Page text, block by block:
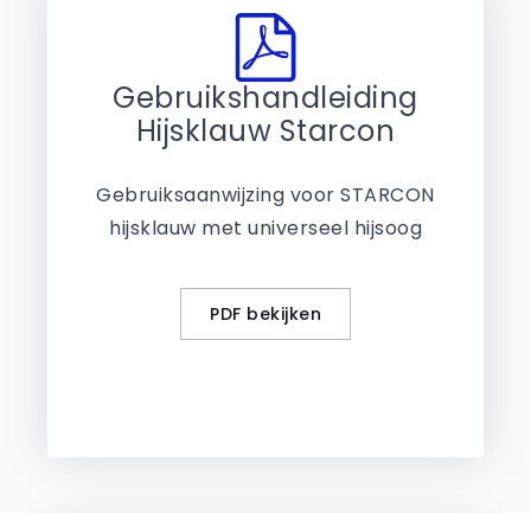
Gebruikshandleiding
Hijsklauw Starcon
Gebruiksaanwijzing voor STARCON
hijsklauw met universeel hijsoog
PDF bekijken